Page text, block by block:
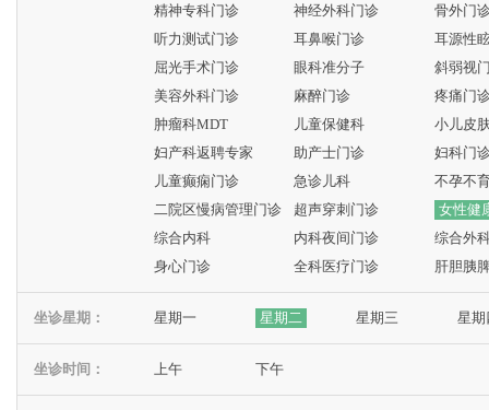
精神专科门诊
神经外科门诊
骨外门
听力测试门诊
耳鼻喉门诊
耳源性
屈光手术门诊
眼科准分子
斜弱视
美容外科门诊
麻醉门诊
疼痛门
肿瘤科MDT
儿童保健科
小儿皮
妇产科返聘专家
助产士门诊
妇科门
儿童癫痫门诊
急诊儿科
不孕不
二院区慢病管理门诊
超声穿刺门诊
女性健
综合内科
内科夜间门诊
综合外
身心门诊
全科医疗门诊 肝胆胰
坐诊星期： 星期一 星期二 星期三 星期
坐诊时间： 上午 下午